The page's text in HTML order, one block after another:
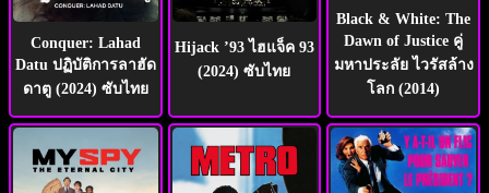
Conquer: Lahad
Datu ปฏิบัติการลาฮัด
ดาตู (2024) ซับไทย
Hijack ’93 ไฮแจ็ค 93
(2024) ซับไทย
Black & White: The
Dawn of Justice คู่
มหาประลัย ไวรัสล้าง
โลก (2014)